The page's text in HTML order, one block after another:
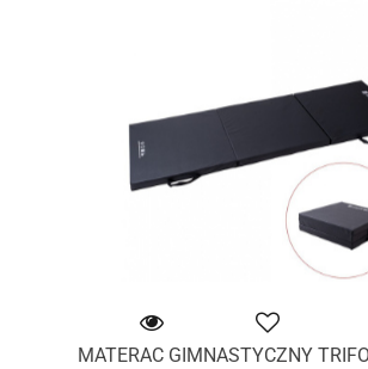
MATERAC GIMNASTYCZNY